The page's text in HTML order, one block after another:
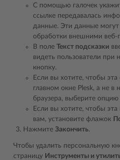
С помощью галочек
ссылке передавалась
данные. Эти данные
обработки внешними
В поле Текст подсказки
видеть пользователи при
кнопку.
Если вы хотите, чтобы
главном окне Plesk, а не в
браузера, выберите опцию
Если вы хотите, чтобы
вам, установите флажок
Нажмите Закончить.
Чтобы удалить персональную
страницу Инструменты и